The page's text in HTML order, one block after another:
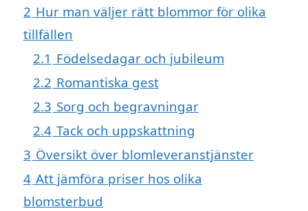
2 Hur man väljer rätt blommor för olika
tillfällen
2.1 Födelsedagar och jubileum
2.2 Romantiska gest
2.3 Sorg och begravningar
2.4 Tack och uppskattning
3 Översikt över blomleveranstjänster
4 Att jämföra priser hos olika
blomsterbud